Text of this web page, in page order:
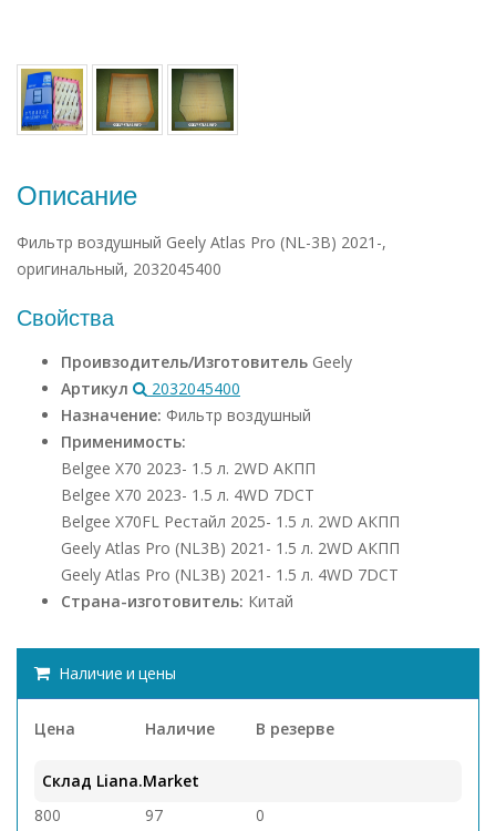
Описание
Фильтр воздушный Geely Atlas Pro (NL-3B) 2021-,
оригинальный, 2032045400
Свойства
Проивзодитель/Изготовитель Geely
Артикул
2032045400
Назначение: Фильтр воздушный
Применимость:
Belgee X70 2023- 1.5 л. 2WD АКПП
Belgee X70 2023- 1.5 л. 4WD 7DCT
Belgee X70FL Рестайл 2025- 1.5 л. 2WD АКПП
Geely Atlas Pro (NL3B) 2021- 1.5 л. 2WD АКПП
Geely Atlas Pro (NL3B) 2021- 1.5 л. 4WD 7DCT
Страна-изготовитель: Китай
Наличие и цены
Цена Наличие В резерве
Склад Liana.Market
800
97 0